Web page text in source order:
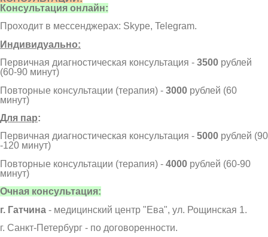
Консультация онлайн:
Проходит в мессенджерах: Skype, Telegram.
Индивидуально:
Первичная диагностическая консультация - 3500 рублей
(60-90 минут)
Повторные консультации (терапия) - 3000 рублей (60
минут)
Для пар:
Первичная диагностическая консультация - 5000 рублей (90
-120 минут)
Повторные консультации (терапия) - 4000 рублей (60-90
минут)
Очная консультация:
г. Гатчина - медицинский центр "Ева", ул. Рощинская 1.
г. Санкт-Петербург - по договоренности.